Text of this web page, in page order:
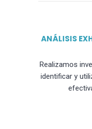
ANÁLISIS
Realizamos
identificar y